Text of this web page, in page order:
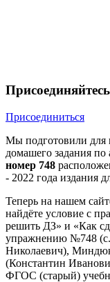
Присоединиться
Мы подготовили для
домашего задания по
номер 748
- 2022 года издания
Теперь на нашем
найдёте условие с
решить ДЗ» и «Как
упражнению №748
Николаевич),
(Константин
ФГОС (старый)